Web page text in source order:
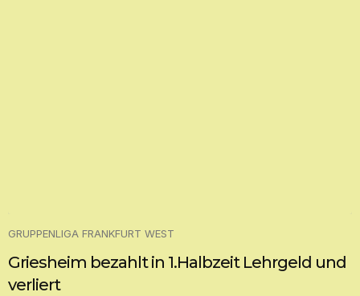
GRUPPENLIGA FRANKFURT WEST
Griesheim bezahlt in 1.Halbzeit Lehrgeld und
verliert